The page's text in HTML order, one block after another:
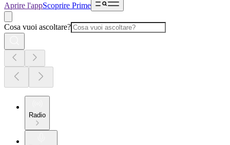
Aprire l'appScoprire Prime
Cosa vuoi ascoltare?
Radio